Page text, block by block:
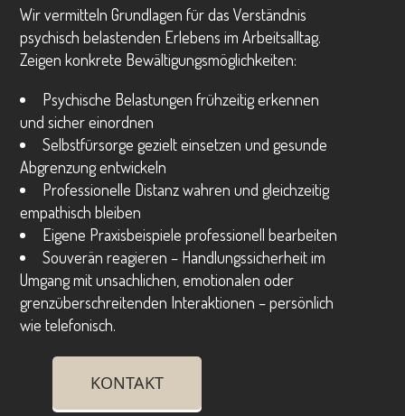
Wir vermitteln Grundlagen für das Verständnis
psychisch belastenden Erlebens im Arbeitsalltag.
Zeigen konkrete Bewältigungsmöglichkeiten:
Psychische Belastungen frühzeitig erkennen
und sicher einordnen
Selbstfürsorge gezielt einsetzen und gesunde
Abgrenzung entwickeln
Professionelle Distanz wahren und gleichzeitig
empathisch bleiben
Eigene Praxisbeispiele professionell bearbeiten
Souverän reagieren – Handlungssicherheit im
Umgang mit unsachlichen, emotionalen oder
grenzüberschreitenden Interaktionen – persönlich
wie telefonisch.
KONTAKT